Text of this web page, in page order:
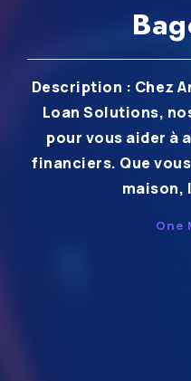
Description : Chez
Loan Solutions,
pour vous aider à
financiers. Que
maison,
One